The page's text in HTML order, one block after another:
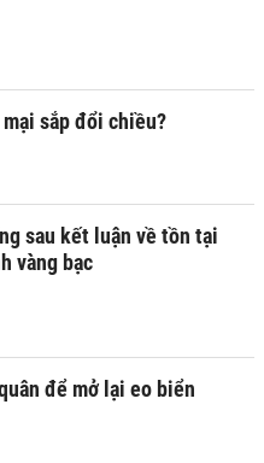
sắp đổi chiều?
sau kết luận về tồn tại
vàng bạc
để mở lại eo biển